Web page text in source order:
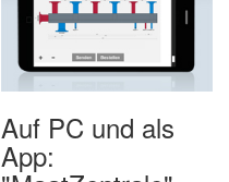
Auf PC und als
App: